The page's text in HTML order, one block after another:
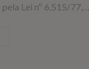
Lei nº 6.515/77,…